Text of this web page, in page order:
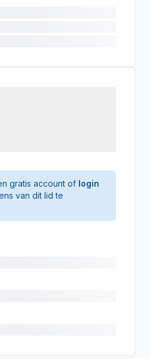
gratis account of login
van dit lid te